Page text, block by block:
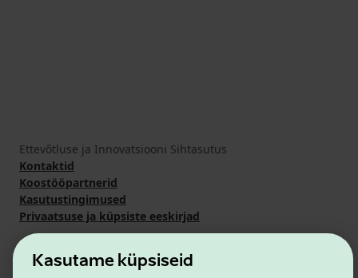
Kasutame küpsiseid
Ettevõtluse ja Innovatsiooni Sihtasutus
Kontaktid
Koostööpartnerid
Kasutustingimused
Privaatsuse ja küpsiste eeskirjad